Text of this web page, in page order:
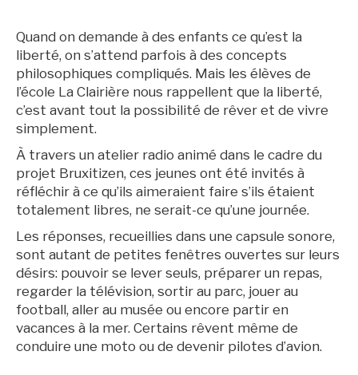
Quand on demande à des enfants ce qu’est la
liberté, on s’attend parfois à des concepts
philosophiques compliqués. Mais les élèves de
l’école La Clairière nous rappellent que la liberté,
c’est avant tout la possibilité de rêver et de vivre
simplement.
À travers un atelier radio animé dans le cadre du
projet Bruxitizen, ces jeunes ont été invités à
réfléchir à ce qu’ils aimeraient faire s’ils étaient
totalement libres, ne serait-ce qu’une journée.
Les réponses, recueillies dans une capsule sonore,
sont autant de petites fenêtres ouvertes sur leurs
désirs: pouvoir se lever seuls, préparer un repas,
regarder la télévision, sortir au parc, jouer au
football, aller au musée ou encore partir en
vacances à la mer. Certains rêvent même de
conduire une moto ou de devenir pilotes d’avion.